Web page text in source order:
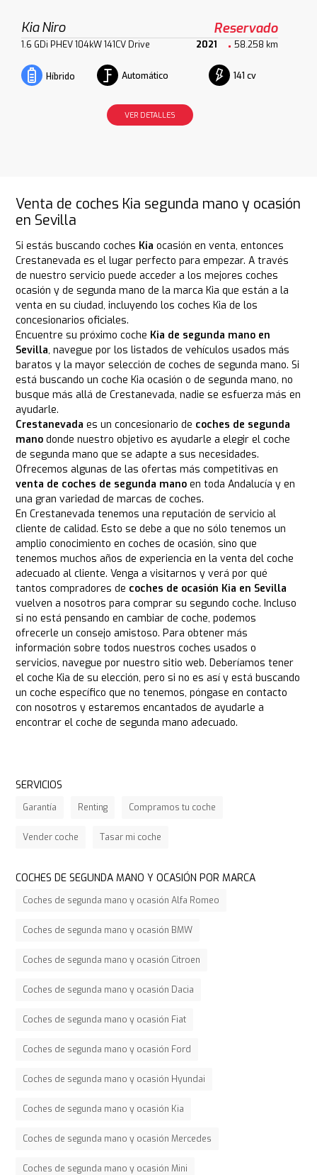
Kia Niro Reservado
1.6 GDi PHEV 104kW 141CV Drive 2021 58.258 km
Híbrido Automático 141 cv
VER DETALLES
Venta de coches Kia segunda mano y ocasión
en Sevilla
Si estás buscando coches Kia ocasión en venta, entonces
Crestanevada es el lugar perfecto para empezar. A través
de nuestro servicio puede acceder a los mejores coches
ocasión y de segunda mano de la marca Kia que están a la
venta en su ciudad, incluyendo los coches Kia de los
concesionarios oficiales.
Encuentre su próximo coche Kia de segunda mano en
Sevilla, navegue por los listados de vehículos usados más
baratos y la mayor selección de coches de segunda mano. Si
está buscando un coche Kia ocasión o de segunda mano, no
busque más allá de Crestanevada, nadie se esfuerza más en
ayudarle.
Crestanevada es un concesionario de coches de segunda
mano donde nuestro objetivo es ayudarle a elegir el coche
de segunda mano que se adapte a sus necesidades.
Ofrecemos algunas de las ofertas más competitivas en
venta de coches de segunda mano en toda Andalucía y en
una gran variedad de marcas de coches.
En Crestanevada tenemos una reputación de servicio al
cliente de calidad. Esto se debe a que no sólo tenemos un
amplio conocimiento en coches de ocasión, sino que
tenemos muchos años de experiencia en la venta del coche
adecuado al cliente. Venga a visitarnos y verá por qué
tantos compradores de coches de ocasión Kia en Sevilla
vuelven a nosotros para comprar su segundo coche. Incluso
si no está pensando en cambiar de coche, podemos
ofrecerle un consejo amistoso. Para obtener más
información sobre todos nuestros coches usados o
servicios, navegue por nuestro sitio web. Deberíamos tener
el coche Kia de su elección, pero si no es así y está buscando
un coche específico que no tenemos, póngase en contacto
con nosotros y estaremos encantados de ayudarle a
encontrar el coche de segunda mano adecuado.
SERVICIOS
Garantía Renting Compramos tu coche
Vender coche Tasar mi coche
COCHES DE SEGUNDA MANO Y OCASIÓN POR MARCA
Coches de segunda mano y ocasión Alfa Romeo
Coches de segunda mano y ocasión BMW
Coches de segunda mano y ocasión Citroen
Coches de segunda mano y ocasión Dacia
Coches de segunda mano y ocasión Fiat
Coches de segunda mano y ocasión Ford
Coches de segunda mano y ocasión Hyundai
Coches de segunda mano y ocasión Kia
Coches de segunda mano y ocasión Mercedes
Coches de segunda mano y ocasión Mini